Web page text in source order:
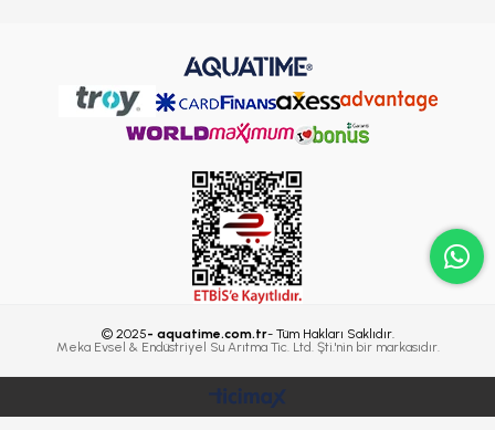
© 2025- aquatime.com.tr- Tüm Hakları Saklıdır.
Meka Evsel & Endüstriyel Su Arıtma Tic. Ltd. Şti.'nin bir markasıdır.